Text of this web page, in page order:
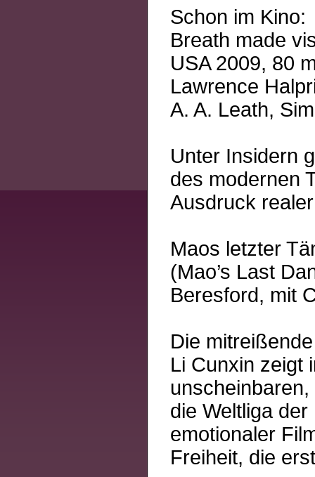
Schon im Kino:
Breath made
USA 2009, 80
Lawrence
A. A. Leath,
Unter Insidern
des modernen
Ausdruck
Maos letzter
(Mao’s Last
Beresford, mit
Die
Li Cunxin zeigt
die Weltliga
emotionaler
Freiheit, die